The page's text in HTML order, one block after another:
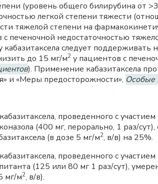
(уровень общего билирубина от
легкой степени тяжести
тяжелой степени на
печеночной недостаточностью
следует поддерживать
до 15 мг/м2 у пациентов с
). Применение кабазитаксела
и «Меры предосторожности», Особые
проведенного с
(400 мг, перорально, 1 раз/
(в дозе 5 мг/м2, в/в) на 25%.
проведенного с
(125 или 80 мг 1 раз/сут),
мг/м2, в/в).